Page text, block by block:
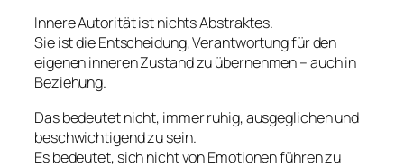
Innere Autorität ist nichts Abstraktes.
Sie ist die Entscheidung, Verantwortung für den
eigenen inneren Zustand zu übernehmen – auch in
Beziehung.
Das bedeutet nicht, immer ruhig, ausgeglichen und
beschwichtigend zu sein.
Es bedeutet, sich nicht von Emotionen führen zu